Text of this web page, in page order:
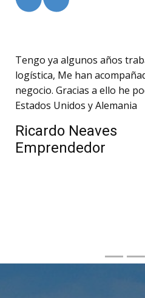
Tengo ya algunos años
logística, Me han
negocio. Gracias a ello he
Estados Unidos y Alemania
Ricardo Neaves
Emprendedor